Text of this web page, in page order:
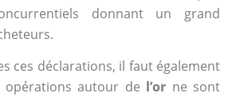
donnant un grand
ces déclarations, il faut également
opérations autour de l’or ne sont